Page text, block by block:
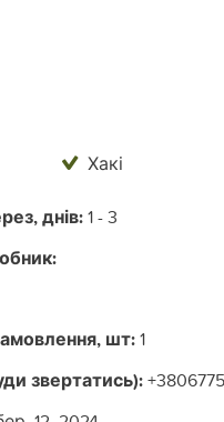
Хакі
днів:1 - 3
шт:1
звертатись):